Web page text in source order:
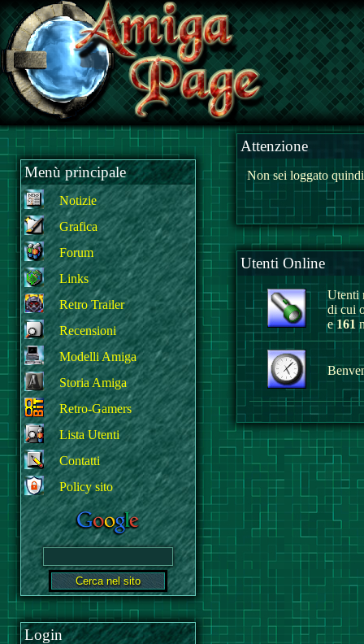
Menù principale
Notizie
Grafica
Forum
Links
Retro Trailer
Recensioni
Modelli Amiga
Storia Amiga
Retro-Gamers
Lista Utenti
Contatti
Policy sito
Login
Attenzione
Non sei loggato
Utenti Online
Utenti
di cui
e161